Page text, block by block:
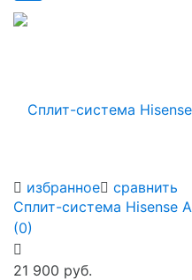
избранное сравнить
Сплит-система Hisense
(0)
21 900 руб.